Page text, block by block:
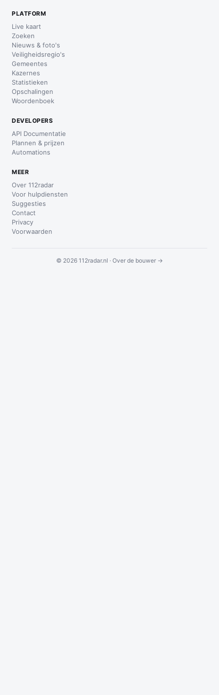
PLATFORM
Live kaart
Zoeken
Nieuws & foto's
Veiligheidsregio's
Gemeentes
Kazernes
Statistieken
Opschalingen
Woordenboek
DEVELOPERS
API Documentatie
Plannen & prijzen
Automations
MEER
Over 112radar
Voor hulpdiensten
Suggesties
Contact
Privacy
Voorwaarden
© 2026 112radar.nl · Over de bouwer →